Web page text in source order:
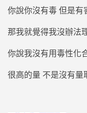
你說你沒有毒 但是有
那我就覺得我沒辦法
你說我沒有用毒性化
很高的量 不是沒有量